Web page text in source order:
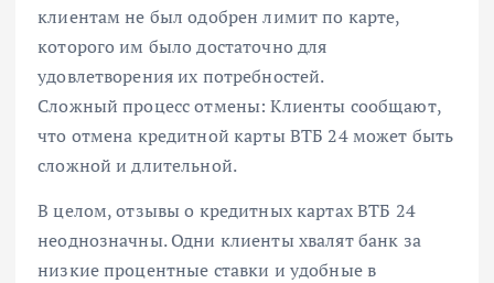
клиентам не был одобрен лимит по карте,
которого им было достаточно для
удовлетворения их потребностей.
Сложный процесс отмены: Клиенты сообщают,
что отмена кредитной карты ВТБ 24 может быть
сложной и длительной.
В целом, отзывы о кредитных картах ВТБ 24
неоднозначны. Одни клиенты хвалят банк за
низкие процентные ставки и удобные в